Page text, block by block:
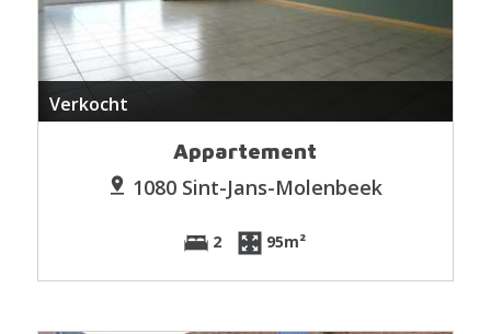
Verkocht
Appartement
1080 Sint-Jans-Molenbeek
2 95m²